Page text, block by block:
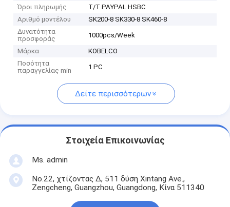
Όροι πληρωμής
T/T PAYPAL HSBC
Αριθμό μοντέλου
SK200-8 SK330-8 SK460-8
Δυνατότητα
προσφοράς
1000pcs/Week
Μάρκα
KOBELCO
Ποσότητα
παραγγελίας min
1 PC
Δείτε περισσότερων
Στοιχεία Επικοινωνίας
Ms. admin
No.22, χτίζοντας Δ, 511 δύση Xintang Ave.,
Zengcheng, Guangzhou, Guangdong, Κίνα 511340